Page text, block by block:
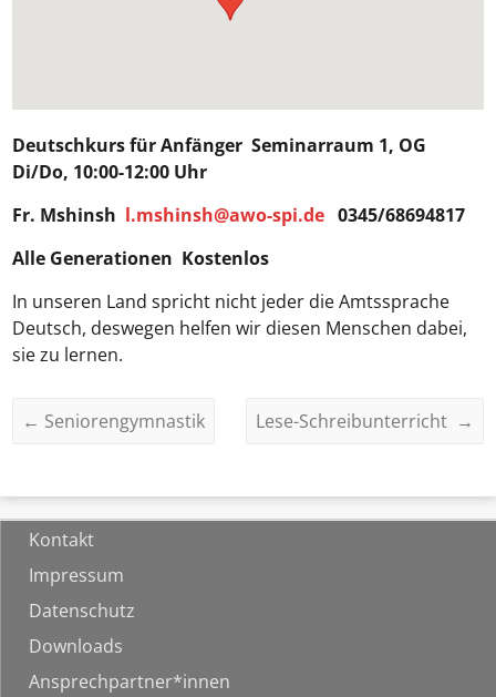
Deutschkurs fürAnfänger Seminarraum 1, OG
Di/Do, 10:00-12:00 Uhr
Fr. Mshinsh l.mshinsh@awo-spi.de 0345/68694817
Alle Generationen Kostenlos
In unseren Land spricht nicht jeder die Amtssprache
Deutsch, deswegen helfen wir diesen Menschen dabei,
sie zu lernen.
← Seniorengymnastik Lese-Schreibunterricht →
Kontakt
Impressum
Datenschutz
Downloads
Ansprechpartner*innen